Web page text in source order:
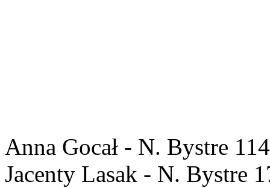
Anna Gocał - N. Bystre
Jacenty Lasak - N. Bystre